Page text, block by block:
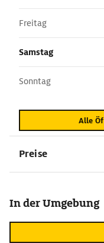
Freitag
Samstag
Sonntag
Alle
Preise
In der Umgebung